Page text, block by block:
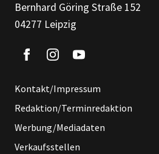
Bernhard Göring Straße 152
04277 Leipzig
Kontakt/Impressum
Redaktion/Terminredaktion
Werbung/Mediadaten
Verkaufsstellen